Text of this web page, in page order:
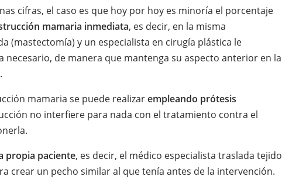
cifras, el caso es que hoy por hoy es minoría el porcentaje
mamaria inmediata, es decir, en la misma
(mastectomía) y un especialista en cirugía plástica le
de manera que mantenga su aspecto anterior en la
mamaria se puede realizarempleando prótesis
no interfiere para nada con el tratamiento contra el
propia paciente, es decir, el médico especialista traslada tejido
crear un pecho similar al que tenía antes de la intervención.